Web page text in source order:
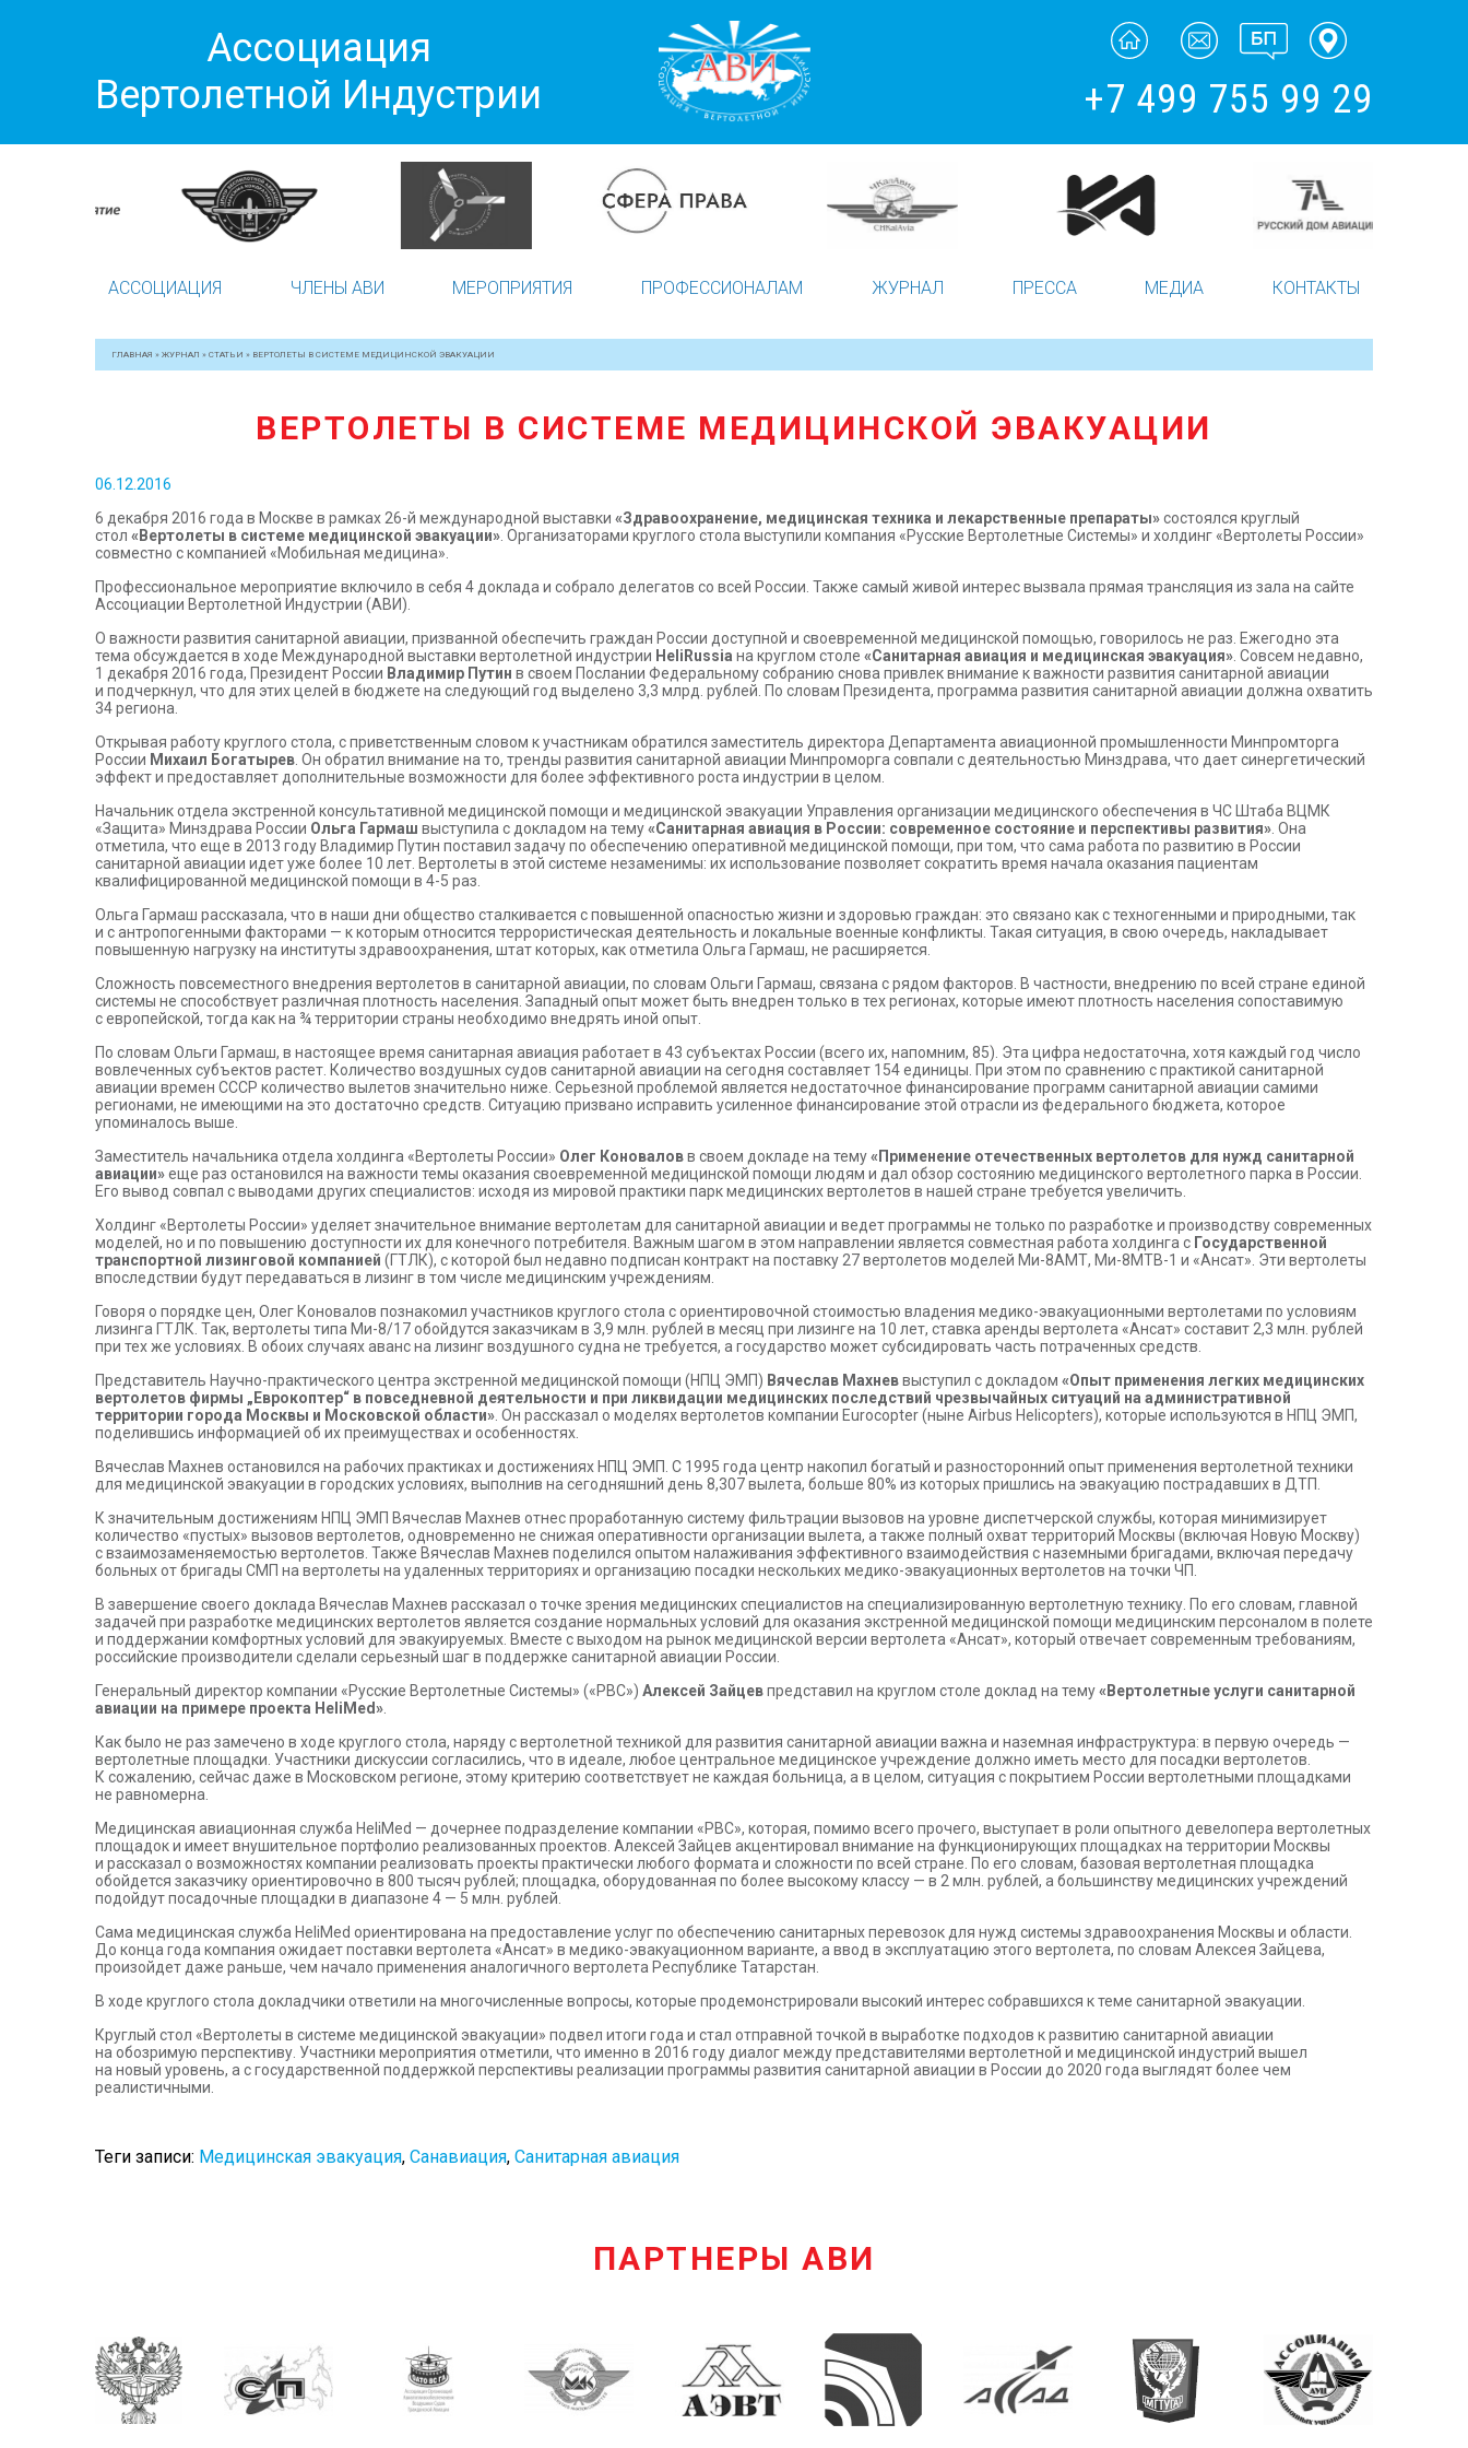
Ассоциация
Вертолетной Индустрии
+7 499 755 99 29
АССОЦИАЦИЯ ЧЛЕНЫ АВИ МЕРОПРИЯТИЯ ПРОФЕССИОНАЛАМ ЖУРНАЛ ПРЕССА МЕДИА КОНТАКТЫ
ГЛАВНАЯ » ЖУРНАЛ » СТАТЬИ » ВЕРТОЛЕТЫ В СИСТЕМЕ МЕДИЦИНСКОЙ ЭВАКУАЦИИ
ВЕРТОЛЕТЫ В СИСТЕМЕ МЕДИЦИНСКОЙ ЭВАКУАЦИИ
06.12.2016
6 декабря 2016 года в Москве в рамках 26-й международной выставки «Здравоохранение, медицинская техника и лекарственные препараты»состоялся круглый
стол «Вертолеты в системе медицинской эвакуации» . Организаторами круглого стола выступили компания «Русские Вертолетные Системы» и холдинг «Вертолеты России»
совместно с компанией «Мобильная медицина».
Профессиональное мероприятие включило в себя 4 доклада и собрало делегатов со всей России. Также самый живой интерес вызвала прямая трансляция из зала на сайте
Ассоциации Вертолетной Индустрии (АВИ).
О важности развития санитарной авиации, призванной обеспечить граждан России доступной и своевременной медицинской помощью, говорилось не раз. Ежегодно эта
тема обсуждается в ходе Международной выставки вертолетной индустрии HeliRussia на круглом столе «Санитарная авиация и медицинская эвакуация» . Совсем недавно,
1 декабря 2016 года, Президент России Владимир Путин в своем Послании Федеральному собранию снова привлек внимание к важности развития санитарной авиации
и подчеркнул, что для этих целей в бюджете на следующий год выделено 3,3 млрд. рублей. По словам Президента, программа развития санитарной авиации должна охватить
34 региона.
Открывая работу круглого стола, с приветственным словом к участникам обратился заместитель директора Департамента авиационной промышленности Минпромторга
России Михаил Богатырев . Он обратил внимание на то, тренды развития санитарной авиации Минпроморга совпали с деятельностью Минздрава, что дает синергетический
эффект и предоставляет дополнительные возможности для более эффективного роста индустрии в целом.
Начальник отдела экстренной консультативной медицинской помощи и медицинской эвакуации Управления организации медицинского обеспечения в ЧС Штаба ВЦМК
«Защита» Минздрава России Ольга Гармаш выступила с докладом на тему«Санитарная авиация в России: современное состояние и перспективы развития» . Она
отметила, что еще в 2013 году Владимир Путин поставил задачу по обеспечению оперативной медицинской помощи, при том, что сама работа по развитию в России
санитарной авиации идет уже более 10 лет. Вертолеты в этой системе незаменимы: их использование позволяет сократить время начала оказания пациентам
квалифицированной медицинской помощи в 4-5 раз.
Ольга Гармаш рассказала, что в наши дни общество сталкивается с повышенной опасностью жизни и здоровью граждан: это связано как с техногенными и природными, так
и с антропогенными факторами — к которым относится террористическая деятельность и локальные военные конфликты. Такая ситуация, в свою очередь, накладывает
повышенную нагрузку на институты здравоохранения, штат которых, как отметила Ольга Гармаш, не расширяется.
Сложность повсеместного внедрения вертолетов в санитарной авиации, по словам Ольги Гармаш, связана с рядом факторов. В частности, внедрению по всей стране единой
системы не способствует различная плотность населения. Западный опыт может быть внедрен только в тех регионах, которые имеют плотность населения сопоставимую
с европейской, тогда как на ¾ территории страны необходимо внедрять иной опыт.
По словам Ольги Гармаш, в настоящее время санитарная авиация работает в 43 субъектах России (всего их, напомним, 85). Эта цифра недостаточна, хотя каждый год число
вовлеченных субъектов растет. Количество воздушных судов санитарной авиации на сегодня составляет 154 единицы. При этом по сравнению с практикой санитарной
авиации времен СССР количество вылетов значительно ниже. Серьезной проблемой является недостаточное финансирование программ санитарной авиации самими
регионами, не имеющими на это достаточно средств. Ситуацию призвано исправить усиленное финансирование этой отрасли из федерального бюджета, которое
упоминалось выше.
Заместитель начальника отдела холдинга «Вертолеты России» Олег Коноваловв своем докладе на тему«Применение отечественных вертолетов для нужд санитарной
авиации»еще раз остановился на важности темы оказания своевременной медицинской помощи людям и дал обзор состоянию медицинского вертолетного парка в России.
Его вывод совпал с выводами других специалистов: исходя из мировой практики парк медицинских вертолетов в нашей стране требуется увеличить.
Холдинг «Вертолеты России» уделяет значительное внимание вертолетам для санитарной авиации и ведет программы не только по разработке и производству современных
моделей, но и по повышению доступности их для конечного потребителя. Важным шагом в этом направлении является совместная работа холдинга с Государственной
транспортной лизинговой компанией (ГТЛК), с которой был недавно подписан контракт на поставку 27 вертолетов моделей Ми-8АМТ, Ми-8МТВ-1 и «Ансат». Эти вертолеты
впоследствии будут передаваться в лизинг в том числе медицинским учреждениям.
Говоря о порядке цен, Олег Коновалов познакомил участников круглого стола с ориентировочной стоимостью владения медико-эвакуационными вертолетами по условиям
лизинга ГТЛК. Так, вертолеты типа Ми-8/17 обойдутся заказчикам в 3,9 млн. рублей в месяц при лизинге на 10 лет, ставка аренды вертолета «Ансат» составит 2,3 млн. рублей
при тех же условиях. В обоих случаях аванс на лизинг воздушного судна не требуется, а государство может субсидировать часть потраченных средств.
Представитель Научно-практического центра экстренной медицинской помощи (НПЦ ЭМП) Вячеслав Махневвыступил с докладом «Опыт применения легких медицинских
вертолетов фирмы „Еврокоптер“ в повседневной деятельности и при ликвидации медицинских последствий чрезвычайных ситуаций на административной
территории города Москвы и Московской области» . Он рассказал о моделях вертолетов компании Eurocopter (ныне Airbus Helicopters), которые используются в НПЦ ЭМП,
поделившись информацией об их преимуществах и особенностях.
Вячеслав Махнев остановился на рабочих практиках и достижениях НПЦ ЭМП. С 1995 года центр накопил богатый и разносторонний опыт применения вертолетной техники
для медицинской эвакуации в городских условиях, выполнив на сегодняшний день 8,307 вылета, больше 80% из которых пришлись на эвакуацию пострадавших в ДТП.
К значительным достижениям НПЦ ЭМП Вячеслав Махнев отнес проработанную систему фильтрации вызовов на уровне диспетчерской службы, которая минимизирует
количество «пустых» вызовов вертолетов, одновременно не снижая оперативности организации вылета, а также полный охват территорий Москвы (включая Новую Москву)
с взаимозаменяемостью вертолетов. Также Вячеслав Махнев поделился опытом налаживания эффективного взаимодействия с наземными бригадами, включая передачу
больных от бригады СМП на вертолеты на удаленных территориях и организацию посадки нескольких медико-эвакуационных вертолетов на точки ЧП.
В завершение своего доклада Вячеслав Махнев рассказал о точке зрения медицинских специалистов на специализированную вертолетную технику. По его словам, главной
задачей при разработке медицинских вертолетов является создание нормальных условий для оказания экстренной медицинской помощи медицинским персоналом в полете
и поддержании комфортных условий для эвакуируемых. Вместе с выходом на рынок медицинской версии вертолета «Ансат», который отвечает современным требованиям,
российские производители сделали серьезный шаг в поддержке санитарной авиации России.
Генеральный директор компании «Русские Вертолетные Системы» («РВС») Алексей Зайцевпредставил на круглом столе доклад на тему«Вертолетные услуги санитарной
авиации на примере проекта HeliMed»
Как было не раз замечено в ходе круглого стола, наряду с вертолетной техникой для развития санитарной авиации важна и наземная инфраструктура: в первую очередь —
вертолетные площадки. Участники дискуссии согласились, что в идеале, любое центральное медицинское учреждение должно иметь место для посадки вертолетов.
К сожалению, сейчас даже в Московском регионе, этому критерию соответствует не каждая больница, а в целом, ситуация с покрытием России вертолетными площадками
не равномерна.
Медицинская авиационная служба HeliMed — дочернее подразделение компании «РВС», которая, помимо всего прочего, выступает в роли опытного девелопера вертолетных
площадок и имеет внушительное портфолио реализованных проектов. Алексей Зайцев акцентировал внимание на функционирующих площадках на территории Москвы
и рассказал о возможностях компании реализовать проекты практически любого формата и сложности по всей стране. По его словам, базовая вертолетная площадка
обойдется заказчику ориентировочно в 800 тысяч рублей; площадка, оборудованная по более высокому классу — в 2 млн. рублей, а большинству медицинских учреждений
подойдут посадочные площадки в диапазоне 4 — 5 млн. рублей.
Сама медицинская служба HeliMed ориентирована на предоставление услуг по обеспечению санитарных перевозок для нужд системы здравоохранения Москвы и области.
До конца года компания ожидает поставки вертолета «Ансат» в медико-эвакуационном варианте, а ввод в эксплуатацию этого вертолета, по словам Алексея Зайцева,
произойдет даже раньше, чем начало применения аналогичного вертолета Республике Татарстан.
В ходе круглого стола докладчики ответили на многочисленные вопросы, которые продемонстрировали высокий интерес собравшихся к теме санитарной эвакуации.
Круглый стол «Вертолеты в системе медицинской эвакуации» подвел итоги года и стал отправной точкой в выработке подходов к развитию санитарной авиации
на обозримую перспективу. Участники мероприятия отметили, что именно в 2016 году диалог между представителями вертолетной и медицинской индустрий вышел
на новый уровень, а с государственной поддержкой перспективы реализации программы развития санитарной авиации в России до 2020 года выглядят более чем
реалистичными.
Теги записи: Медицинская эвакуация, Санавиация, Санитарная авиация
ПАРТНЕРЫ АВИ